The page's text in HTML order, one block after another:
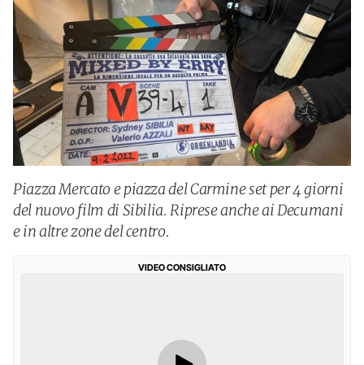
Piazza Mercato e piazza del Carmine set per 4 giorni
del nuovo film di Sibilia. Riprese anche ai Decumani
e in altre zone del centro.
VIDEO CONSIGLIATO